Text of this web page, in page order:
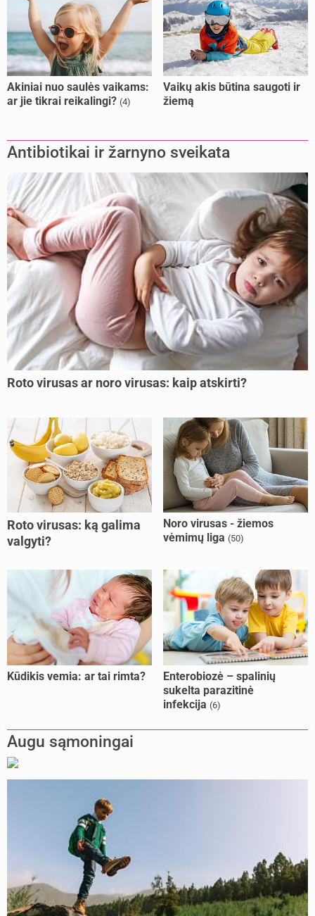
Akiniai nuo saulės vaikams:
ar jie tikrai reikalingi? (4)
Vaikų akis būtina saugoti ir
žiemą
Antibiotikai ir žarnyno sveikata
Roto virusas ar noro virusas: kaip atskirti?
Roto virusas: ką galima
valgyti?
Noro virusas - žiemos
vėmimų liga (50)
Kūdikis vemia: ar tai rimta?
Enterobiozė – spalinių
sukelta parazitinė
infekcija (6)
Augu sąmoningai